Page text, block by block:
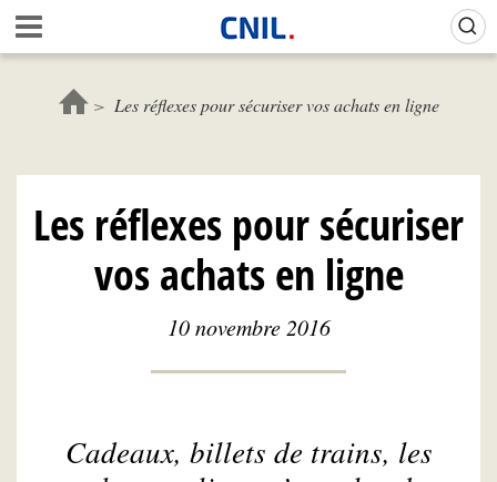
Aller
au
contenu
c
l
C
N
L
Les réflexes pour sécuriser vos achats en ligne
Les réflexes pour sécuriser
vos achats en ligne
10 novembre 2016
Cadeaux, billets de trains, les
Gestion de vos préférences sur les cookies (témoins de connexion)